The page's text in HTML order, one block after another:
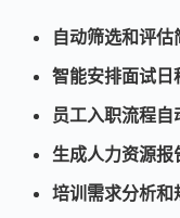
自动筛选和评估
智能安排面试日
员工入职流程自
生成人力资源报
培训需求分析和